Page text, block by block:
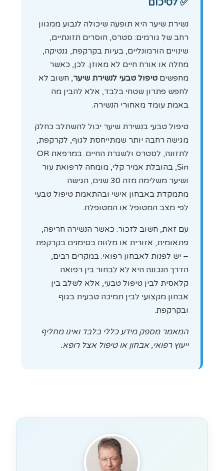
נשירת שיער היא תופעה שיכולה לנבוע ממגוון
רחב של גורמים: סטרס, חוסרים תזונתיים,
שינויים הורמונליים, בעיות בקרקפת, גנטיקה,
מחלה או אורח חיים לא מאוזן. לכן, כאשר
מחפשיםטיפול טבעי לנשירת שיער, חשוב לא
לחפש פתרון שטחי בלבד, אלא להבין מה
באמת עומד מאחורי הנשירה.
טיפול טבעי בנשירת שיער יכול להשתלב כחלק
מגישה רחבה יותר שמתייחסת לגוף, לקרקפת,
לתזונה, לסטרס ולשגרת החיים. במרפאת OR
Sin, בהובלת אמיר קלי, מומחה לרפואת עור
ושיער משלימה מזה 30 שנים, הגישה
מתמקדת באבחון אישי ובהתאמת טיפול טבעי
לפי מצב המטופל או המטופלת.
עם זאת, חשוב לזכור: כאשר הנשירה חריפה,
פתאומית, אזורית או מלווה בסימנים בקרקפת
– יש לפנות לאבחון רפואי. במקרים רבים,
הדרך הנכונה היא לא לבחור בין רפואה
קלאסית לבין טיפול טבעי, אלא לשלב בין
אבחון מקצועי לבין תמיכה טבעית בגוף
ובקרקפת.
המאמר מספק מידע כללי בלבד ואינו מחליף
ייעוץ רפואי, אבחון או טיפול אצל רופא.